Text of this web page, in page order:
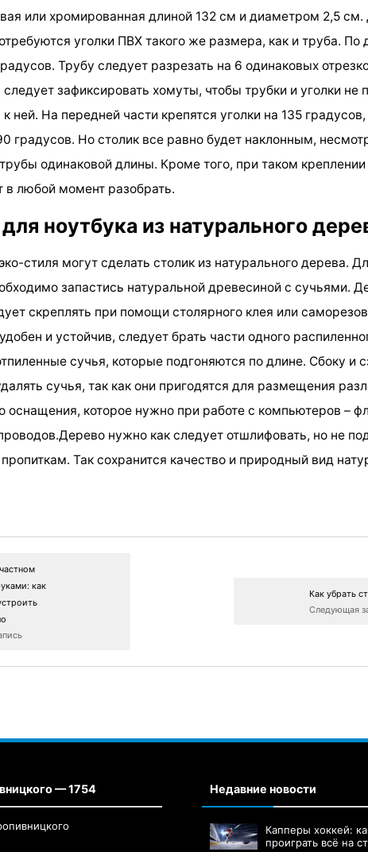
или хромированная длиной 132 см и диаметром 2,5 см.
уголки ПВХ такого же размера, как и труба. По
Трубу следует разрезать на 6 одинаковых
зафиксировать хомуты, чтобы трубки и уголки не
к ней. На передней части крепятся уголки на 135
градусов. Но столик все равно будет наклонным,
одинаковой длины. Кроме того, при таком креплении
в любой момент разобрать.
ноутбука из натурального
стиля могут сделать столик из натурального дерева.
запастись натуральной древесиной с сучьями.
скреплять при помощи столярного клея или
и устойчив, следует брать части одного
сучья, которые подгоняются по длине. Сбоку и
сучья, так как они пригодятся для размещения
оснащения, которое нужно при работе с компьютеров –
нужно как следует отшлифовать, но не
Так сохранится качество и природный вид
как
Как убрать
Следующая
— 1754 Недавние новости
Капперы хоккей:
проиграть всё на